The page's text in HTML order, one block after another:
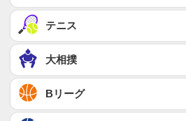
テニス
大相撲
Bリーグ